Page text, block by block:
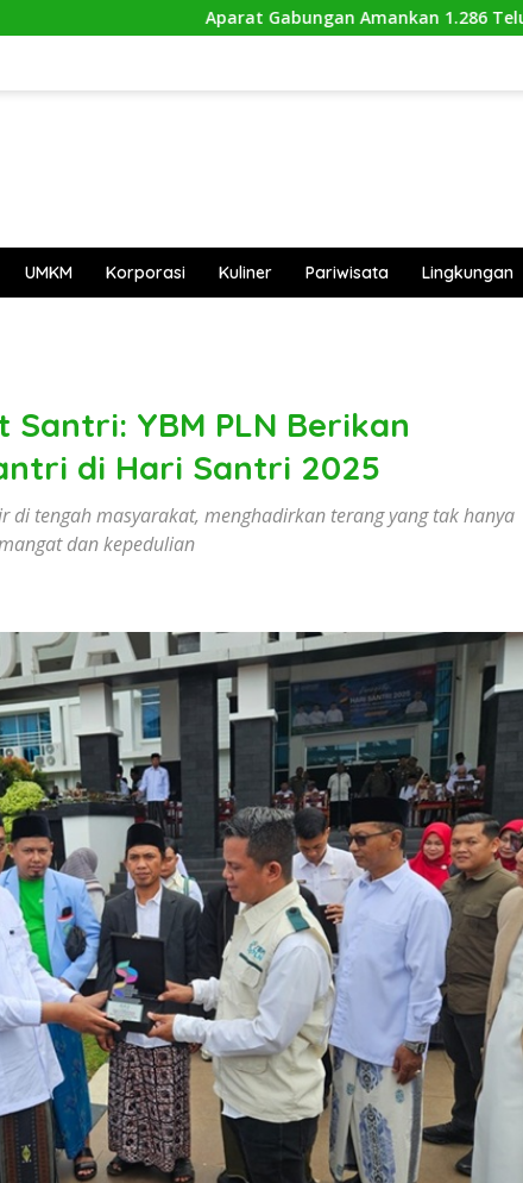
Aparat Gabungan Amankan 1.286 Telur Penyu di Sambas
UMKM Korporasi Kuliner Pariwisata Lingkungan
YBM PLN Berikan
di Hari Santri 2025
di tengah masyarakat, menghadirkan terang yang tak hanya
dan kepedulian